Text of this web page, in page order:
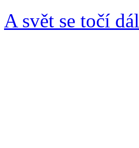
A svět se točí dál